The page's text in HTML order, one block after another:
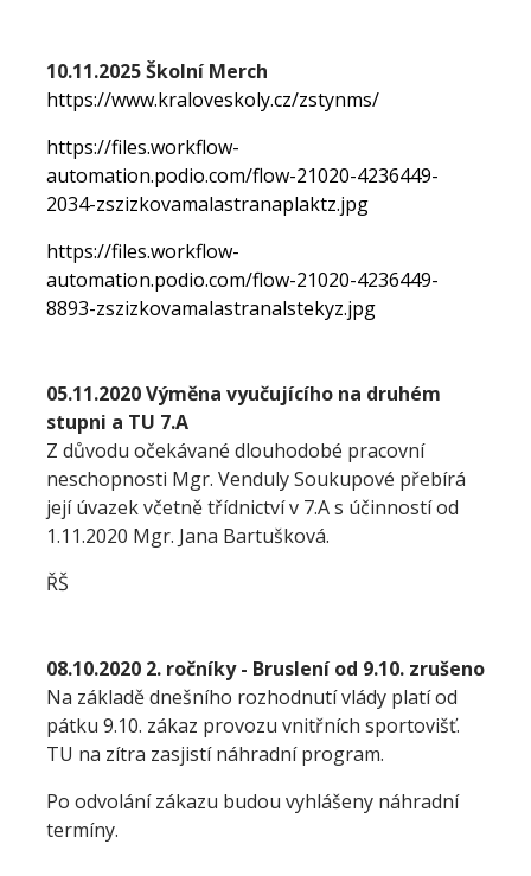
10.11.2025 Školní Merch
https://www.kraloveskoly.cz/zstynms/
https://files.workflow-
automation.podio.com/flow-21020-4236449-
2034-zszizkovamalastranaplaktz.jpg
https://files.workflow-
automation.podio.com/flow-21020-4236449-
8893-zszizkovamalastranalstekyz.jpg
05.11.2020 Výměna vyučujícího na druhém
stupni a TU 7.A
Z důvodu očekávané dlouhodobé pracovní
neschopnosti Mgr. Venduly Soukupové přebírá
její úvazek včetně třídnictví v 7.A s účinností od
1.11.2020 Mgr. Jana Bartušková.
ŘŠ
08.10.2020 2. ročníky - Bruslení od 9.10. zrušeno
Na základě dnešního rozhodnutí vlády platí od
pátku 9.10. zákaz provozu vnitřních sportovišť.
TU na zítra zasjistí náhradní program.
Po odvolání zákazu budou vyhlášeny náhradní
termíny.